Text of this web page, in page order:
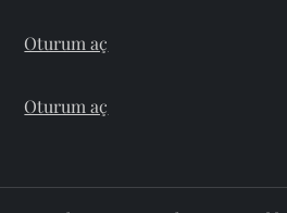
Oturum aç
Oturum aç